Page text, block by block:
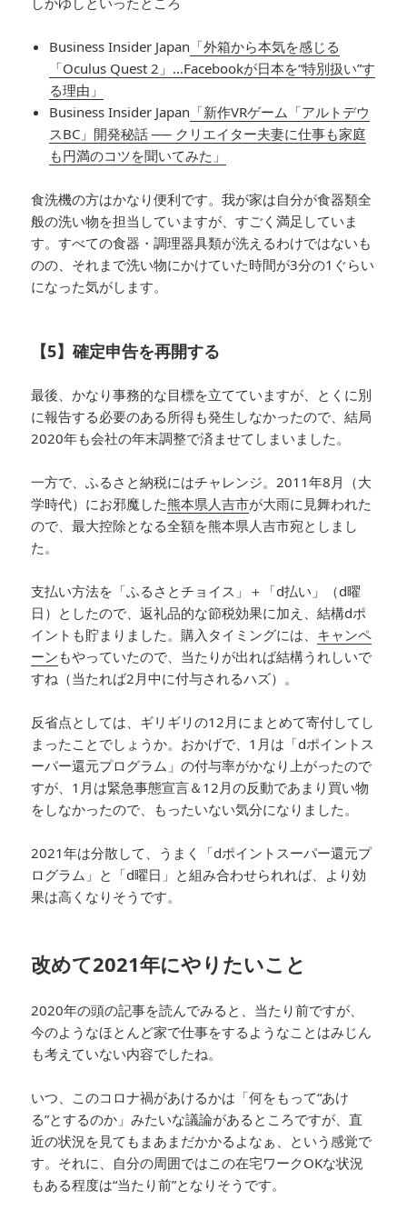
Business Insider Japan 「外箱から本気を感じる
「Oculus Quest 2」…Facebookが日本を“特別扱い”す
る理由」
Business Insider Japan 「新作VRゲーム「アルトデウ
スBC」開発秘話 ── クリエイター夫妻に仕事も家庭
も円満のコツを聞いてみた」
食洗機の方はかなり便利です。我が家は自分が食器類全
般の洗い物を担当していますが、すごく満足していま
す。すべての食器・調理器具類が洗えるわけではないも
のの、それまで洗い物にかけていた時間が3分の1ぐらい
になった気がします。
【5】確定申告を再開する
最後、かなり事務的な目標を立てていますが、とくに別
に報告する必要のある所得も発生しなかったので、結局
2020年も会社の年末調整で済ませてしまいました。
一方で、ふるさと納税にはチャレンジ。2011年8月（大
学時代）にお邪魔した熊本県人吉市が大雨に見舞われた
ので、最大控除となる全額を熊本県人吉市宛としまし
た。
支払い方法を「ふるさとチョイス」＋「d払い」（d曜
日）としたので、返礼品的な節税効果に加え、結構dポ
イントも貯まりました。購入タイミングには、 キャンペ
ーン もやっていたので、当たりが出れば結構うれしいで
すね（当たれば2月中に付与されるハズ）。
反省点としては、ギリギリの12月にまとめて寄付してし
まったことでしょうか。おかげで、1月は「dポイントス
ーパー還元プログラム」の付与率がかなり上がったので
すが、1月は緊急事態宣言＆12月の反動であまり買い物
をしなかったので、もったいない気分になりました。
2021年は分散して、うまく「dポイントスーパー還元プ
ログラム」と「d曜日」と組み合わせられれば、より効
果は高くなりそうです。
改めて2021年にやりたいこと
2020年の頭の記事を読んでみると、当たり前ですが、
今のようなほとんど家で仕事をするようなことはみじん
も考えていない内容でしたね。
いつ、このコロナ禍があけるかは「何をもって“あけ
る”とするのか」みたいな議論があるところですが、直
近の状況を見てもまあまだかかるよなぁ、という感覚で
す。それに、自分の周囲ではこの在宅ワークOKな状況
もある程度は“当たり前”となりそうです。